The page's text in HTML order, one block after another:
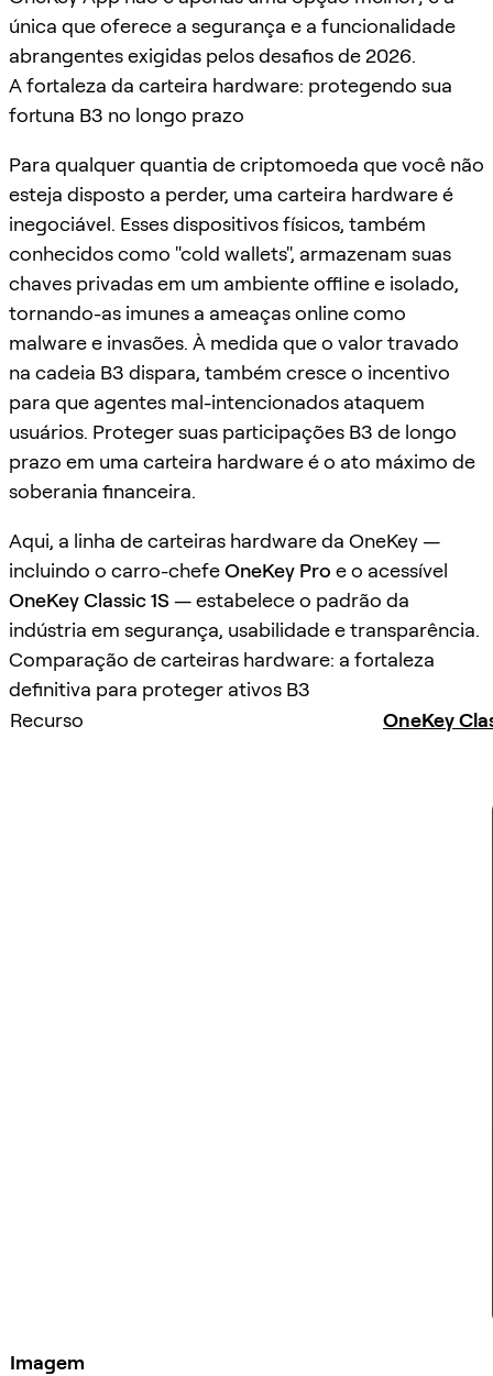
única que oferece a segurança e a funcionalidade
abrangentes exigidas pelos desafios de 2026.
A fortaleza da carteira hardware: protegendo sua
fortuna B3 no longo prazo
Para qualquer quantia de criptomoeda que você não
esteja disposto a perder, uma carteira hardware é
inegociável. Esses dispositivos físicos, também
conhecidos como "cold wallets", armazenam suas
chaves privadas em um ambiente offline e isolado,
tornando-as imunes a ameaças online como
malware e invasões. À medida que o valor travado
na cadeia B3 dispara, também cresce o incentivo
para que agentes mal-intencionados ataquem
usuários. Proteger suas participações B3 de longo
prazo em uma carteira hardware é o ato máximo de
soberania financeira.
Aqui, a linha de carteiras hardware da OneKey —
incluindo o carro-chefeOneKey Pro e o acessível
OneKey Classic 1S— estabelece o padrão da
indústria em segurança, usabilidade e transparência.
Comparação de carteiras hardware: a fortaleza
definitiva para proteger ativos B3
Recurso
OneKey
Imagem